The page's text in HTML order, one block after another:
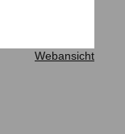
Webansicht